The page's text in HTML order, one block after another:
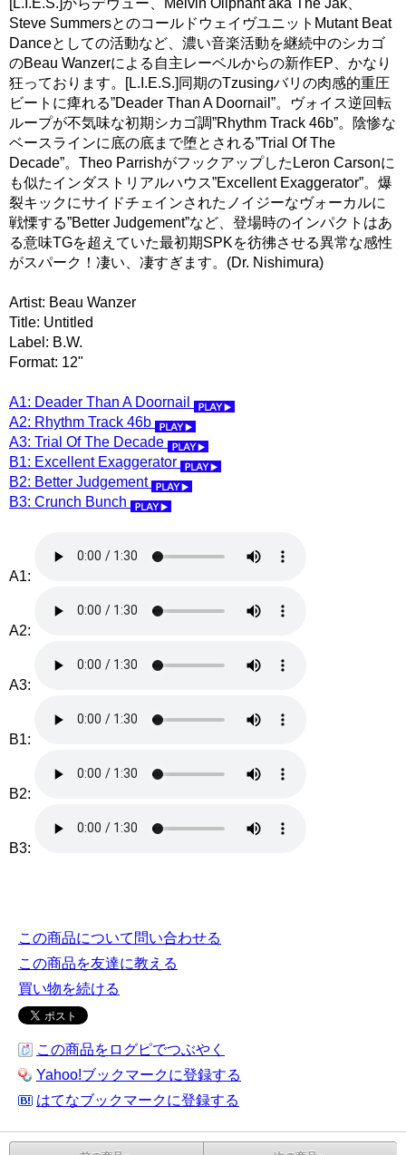
Steve SummersとのコールドウェイヴユニットMutant Beat
Danceとしての活動など、濃い音楽活動を継続中のシカゴ
のBeau Wanzerによる自主レーベルからの新作EP、かなり
狂っております。[L.I.E.S.]同期のTzusingバリの肉感的重圧
ビートに痺れる”Deader Than A Doornail”。ヴォイス逆回転
ループが不気味な初期シカゴ調”Rhythm Track 46b”。陰惨な
ベースラインに底の底まで堕とされる”Trial Of The
Decade”。Theo ParrishがフックアップしたLeron Carsonに
も似たインダストリアルハウス”Excellent Exaggerator”。爆
裂キックにサイドチェインされたノイジーなヴォーカルに
戦慄する”Better Judgement”など、登場時のインパクトはあ
る意味TGを超えていた最初期SPKを彷彿させる異常な感性
がスパーク！凄い、凄すぎます。(Dr. Nishimura)
Artist: Beau Wanzer
Title: Untitled
Label: B.W.
Format: 12"
A1: Deader Than A Doornail
A2: Rhythm Track 46b
A3: Trial Of The Decade
B1: Excellent Exaggerator
B2: Better Judgement
B3: Crunch Bunch
A1:
A2:
A3:
B1:
B2:
B3:
この商品について問い合わせる
この商品を友達に教える
買い物を続ける
この商品をログピでつぶやく
Yahoo!ブックマークに登録する
はてなブックマークに登録する